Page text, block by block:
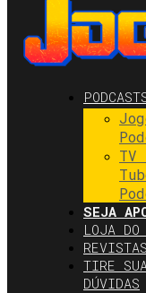
TV
SEJA
LOJA
REVISTAS
TIRE
DÚVIDAS